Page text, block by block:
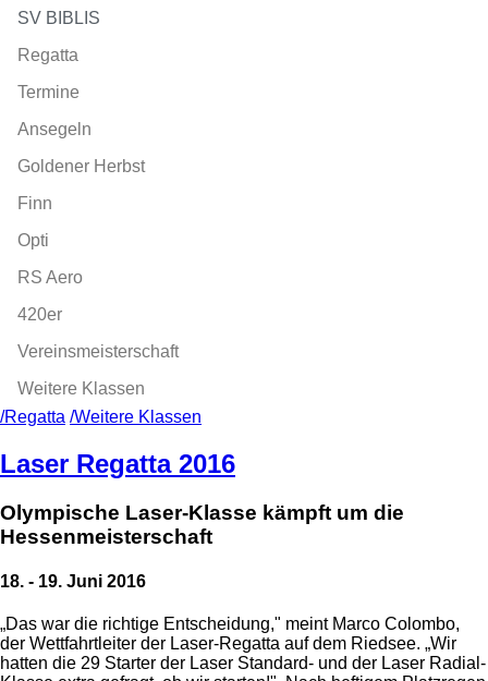
SV BIBLIS
Regatta
Termine
Ansegeln
Goldener Herbst
Finn
Opti
RS Aero
420er
Vereinsmeisterschaft
Weitere Klassen
/Regatta /Weitere Klassen
Laser Regatta 2016
Olympische Laser-Klasse kämpft um die
Hessenmeisterschaft
18. - 19. Juni 2016
„Das war die richtige Entscheidung," meint Marco Colombo,
der Wettfahrtleiter der Laser-Regatta auf dem Riedsee. „Wir
hatten die 29 Starter der Laser Standard- und der Laser Radial-